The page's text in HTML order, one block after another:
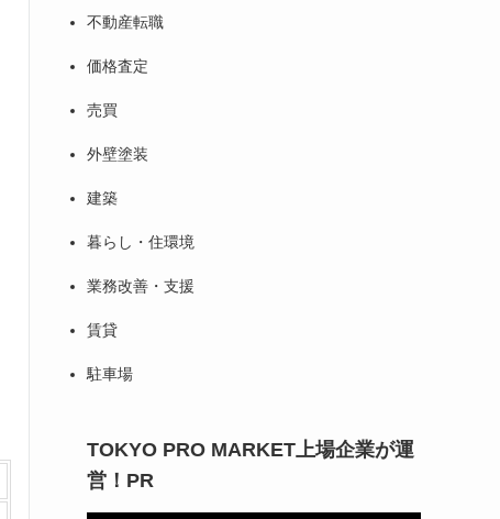
不動産転職
価格査定
売買
外壁塗装
建築
暮らし・住環境
業務改善・支援
賃貸
駐車場
TOKYO PRO MARKET上場企業が運
営！PR